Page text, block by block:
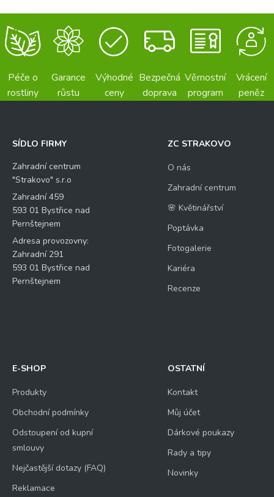
Péče o
rostliny
Garance
růstu
Výhodné
ceny
Bezpečná
doprava
Věrnostní
program
Vrácení
peněz
SÍDLO FIRMY
Zahradní centrum
"Strakovo" s.r.o
Zahradní 459
593 01 Bystřice nad
Pernštejnem
Adresa provozovny:
Zahradní 291
593 01 Bystřice nad
Pernštejnem
ZC STRAKOVO
O nás
Zahradní centrum
🌸 Květinářství
Poptávka
Fotogalerie
Kariéra
Recenze
E-SHOP
Produkty
Obchodní podmínky
Odstoupení od kupní
smlouvy
Nejčastější dotazy (FAQ)
Reklamace
OSTATNÍ
Kontakt
Můj účet
Dárkové poukazy
Rady a tipy
Novinky